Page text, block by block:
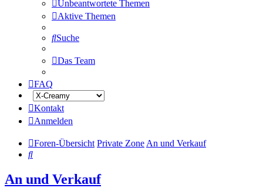
Unbeantwortete Themen
Aktive Themen
Suche
Das Team
FAQ
Kontakt
Anmelden
Foren-Übersicht Private ZoneAn und Verkauf
Suche
An und Verkauf